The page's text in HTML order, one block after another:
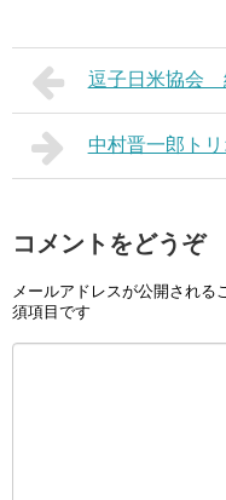
逗子日米協会
中村晋一郎ト
コメントをどうぞ
メールアドレスが公開される
須項目です